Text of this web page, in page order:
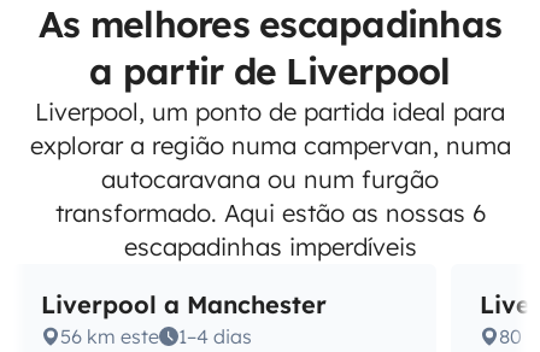
As melhores escapadinhas
a partir de Liverpool
Liverpool, um ponto de partida ideal para
explorar a região numa campervan, numa
autocaravana ou num furgão
transformado. Aqui estão as nossas 6
escapadinhas imperdíveis
Liverpool a Manchester
56 km este
1–4 dias
80